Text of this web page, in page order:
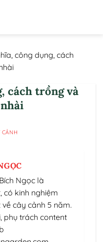
công dụng, cách
cách trồng và
CẢNH
Ngọc là
có kinh nghiệm
cây cảnh 5 năm.
phụ trách content